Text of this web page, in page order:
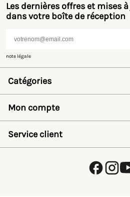
Les dernières offres et mises
dans votre boîte de réception
note légale
Catégories
Bruder
SIKU
Rolly Toys
Britains
Kids Globe
Jamara
Mon compte
Liste de souhaits
Récupérer mot de passe
Créer un compte
Service client
Politique de confidentialité